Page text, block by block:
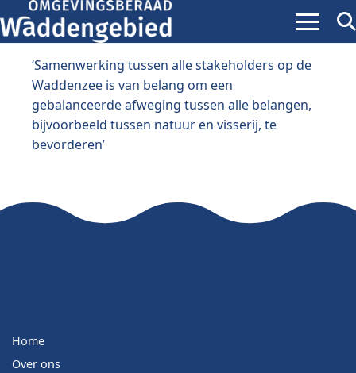
Menu
‘Samenwerking tussen alle stakeholders op de
Waddenzee is van belang om een
gebalanceerde afweging tussen alle belangen,
bijvoorbeeld tussen natuur en visserij, te
bevorderen’
Home
Over ons